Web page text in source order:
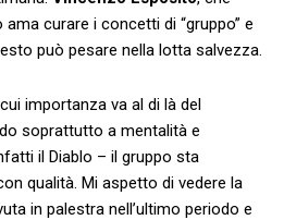
curare i concetti di “gruppo” e
può pesare nella lotta salvezza.
importanza va al di là del
soprattutto a mentalità e
il Diablo – il gruppo sta
qualità. Mi aspetto di vedere la
in palestra nell’ultimo periodo e